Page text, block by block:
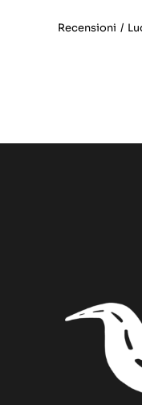
Recensioni /